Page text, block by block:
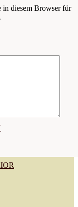
in diesem Browser für